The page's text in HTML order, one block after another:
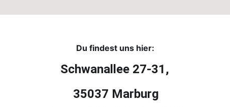
Du findest uns hier:
Schwanallee 27-31,
35037 Marburg